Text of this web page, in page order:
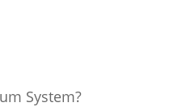
System?